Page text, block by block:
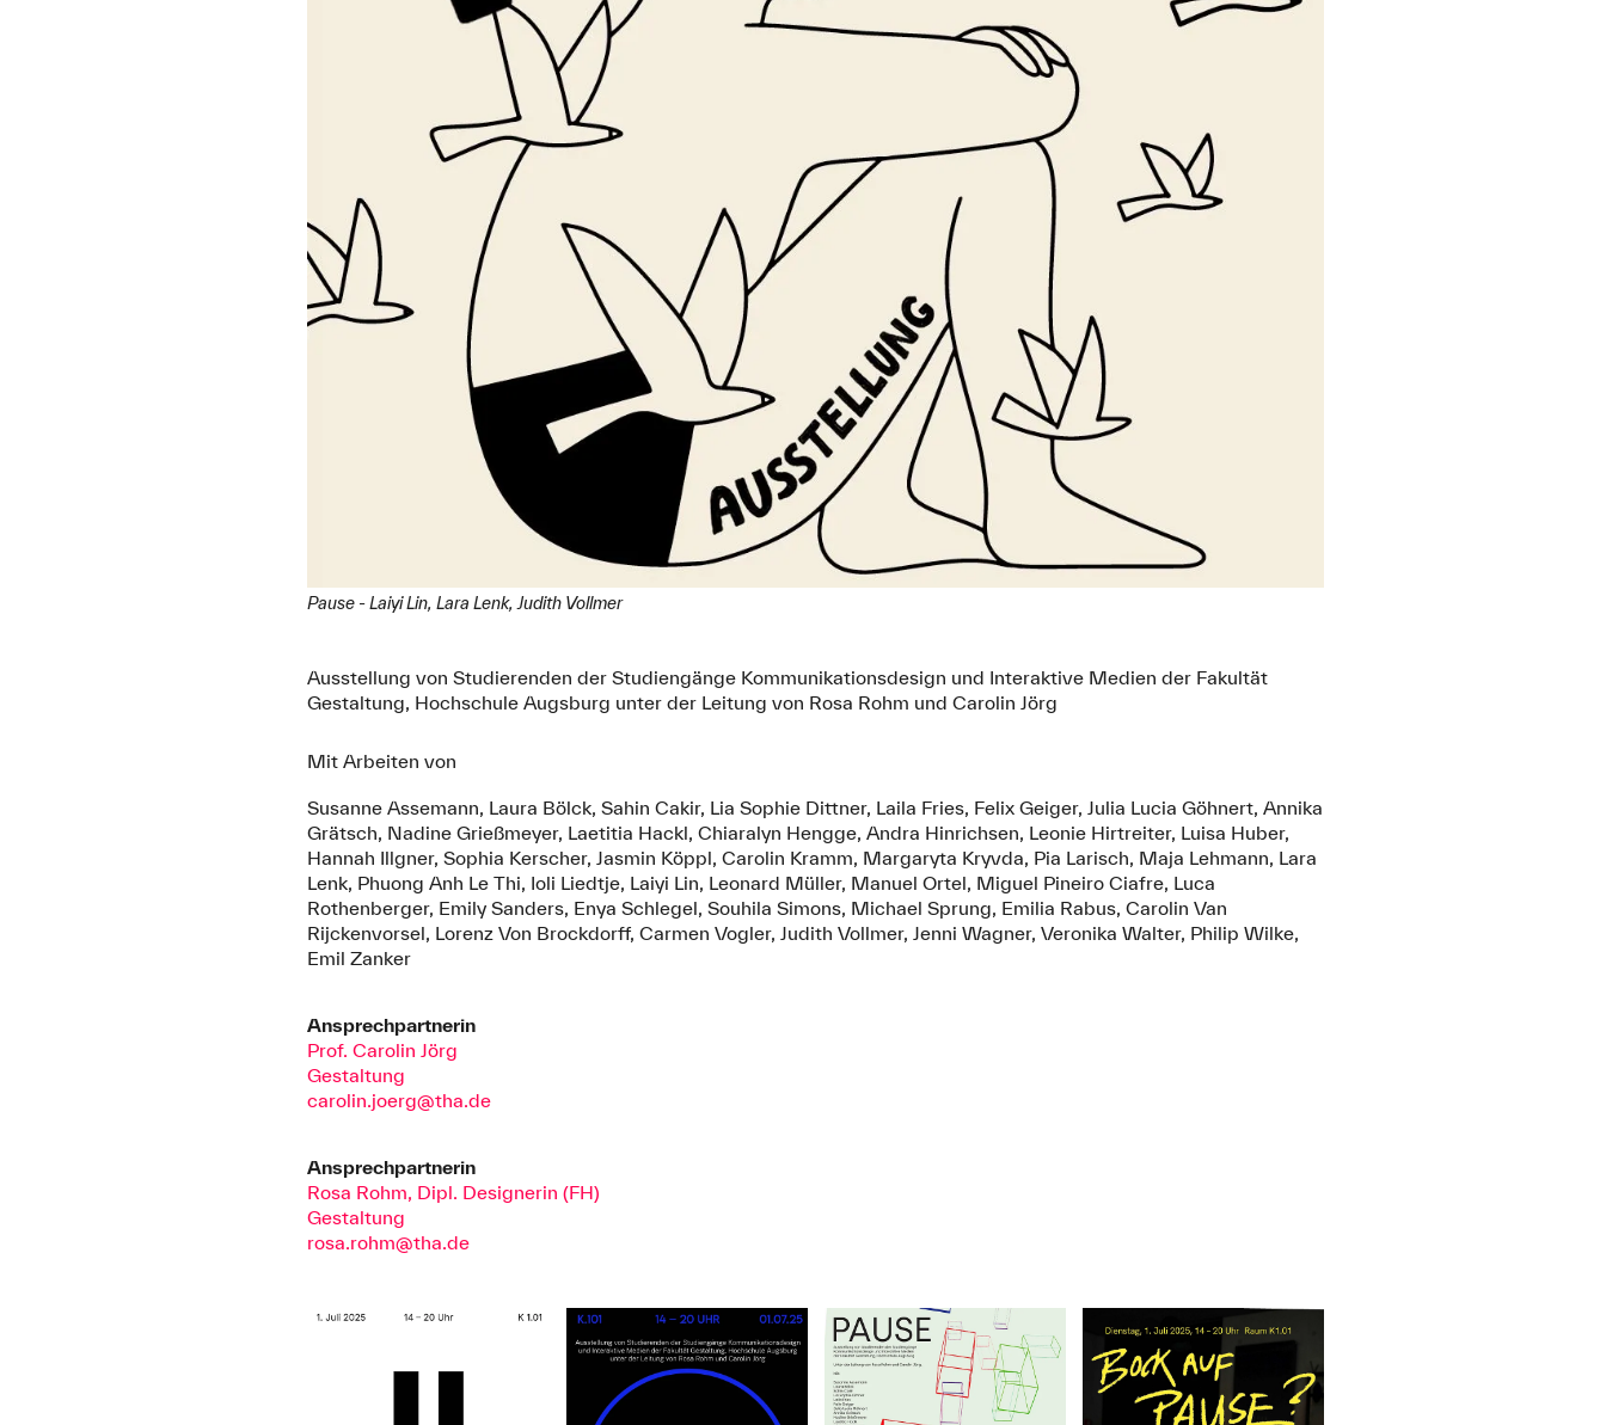
Pause - Laiyi Lin, Lara Lenk, Judith Vollmer
Ausstellung von Studierenden der Studiengänge Kommunikationsdesign und Interaktive Medien der Fakultät
Gestaltung, Hochschule Augsburg unter der Leitung von Rosa Rohm und Carolin Jörg
Mit Arbeiten von
Susanne Assemann, Laura Bölck, Sahin Cakir, Lia Sophie Dittner, Laila Fries, Felix Geiger, Julia Lucia Göhnert, Annika
Grätsch, Nadine Grießmeyer, Laetitia Hackl, Chiaralyn Hengge, Andra Hinrichsen, Leonie Hirtreiter, Luisa Huber,
Hannah Illgner, Sophia Kerscher, Jasmin Köppl, Carolin Kramm, Margaryta Kryvda, Pia Larisch, Maja Lehmann, Lara
Lenk, Phuong Anh Le Thi, Ioli Liedtje, Laiyi Lin, Leonard Müller, Manuel Ortel, Miguel Pineiro Ciafre, Luca
Rothenberger, Emily Sanders, Enya Schlegel, Souhila Simons, Michael Sprung, Emilia Rabus, Carolin Van
Rijckenvorsel, Lorenz Von Brockdorff, Carmen Vogler, Judith Vollmer, Jenni Wagner, Veronika Walter, Philip Wilke,
Emil Zanker
Ansprechpartnerin
Prof. Carolin Jörg
Gestaltung
carolin.joerg@tha.de
Ansprechpartnerin
Rosa Rohm, Dipl. Designerin (FH)
Gestaltung
rosa.rohm@tha.de